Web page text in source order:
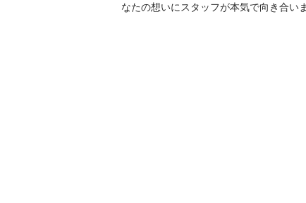
なたの想いにスタッフが本気で向き合いま